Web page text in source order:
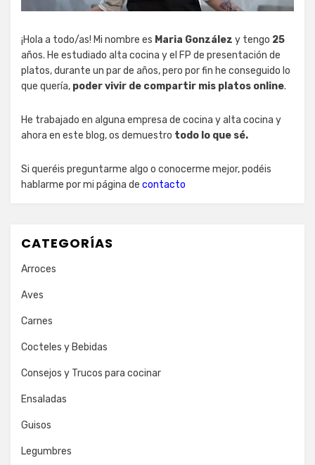
¡Hola a todo/as! Mi nombre es Maria González y tengo 25
años. He estudiado alta cocina y el FP de presentación de
platos, durante un par de años, pero por fin he conseguido lo
que quería, poder vivir de compartir mis platos online.
He trabajado en alguna empresa de cocina y alta cocina y
ahora en este blog, os demuestro todo lo que sé.
Si queréis preguntarme algo o conocerme mejor, podéis
hablarme por mi página de contacto
CATEGORÍAS
Arroces
Aves
Carnes
Cocteles y Bebidas
Consejos y Trucos para cocinar
Ensaladas
Guisos
Legumbres